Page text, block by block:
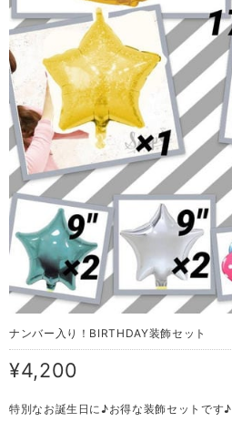
ナンバー入り！BIRTHDAY装飾セット
¥4,200
特別なお誕生日に♪お得な装飾セットです♪